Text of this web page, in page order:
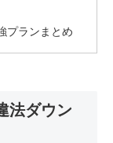
プランまとめ
法ダウン